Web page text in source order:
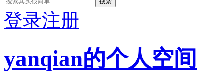
登录注册
yanqian的个人空间